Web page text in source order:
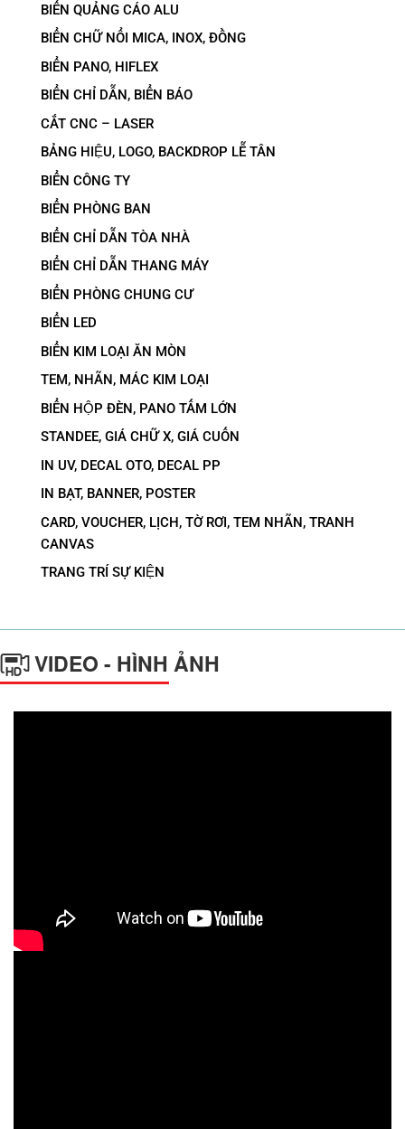
BIỂN QUẢNG CÁO ALU
BIỂN CHỮ NỔI MICA, INOX, ĐỒNG
BIỂN PANO, HIFLEX
BIỂN CHỈ DẪN, BIỂN BÁO
CẮT CNC – LASER
BẢNG HIỆU, LOGO, BACKDROP LỄ TÂN
BIỂN CÔNG TY
BIỂN PHÒNG BAN
BIỂN CHỈ DẪN TÒA NHÀ
BIỂN CHỈ DẪN THANG MÁY
BIỂN PHÒNG CHUNG CƯ
BIỂN LED
BIỂN KIM LOẠI ĂN MÒN
TEM, NHÃN, MÁC KIM LOẠI
BIỂN HỘP ĐÈN, PANO TẤM LỚN
STANDEE, GIÁ CHỮ X, GIÁ CUỐN
IN UV, DECAL OTO, DECAL PP
IN BẠT, BANNER, POSTER
CARD, VOUCHER, LỊCH, TỜ RƠI, TEM NHÃN, TRANH
CANVAS
TRANG TRÍ SỰ KIỆN
VIDEO - HÌNH ẢNH